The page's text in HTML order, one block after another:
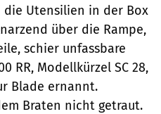
die Utensilien in der Box
über die Rampe,
schier unfassbare
RR, Modellkürzel SC 28,
Blade ernannt.
Braten nicht getraut.